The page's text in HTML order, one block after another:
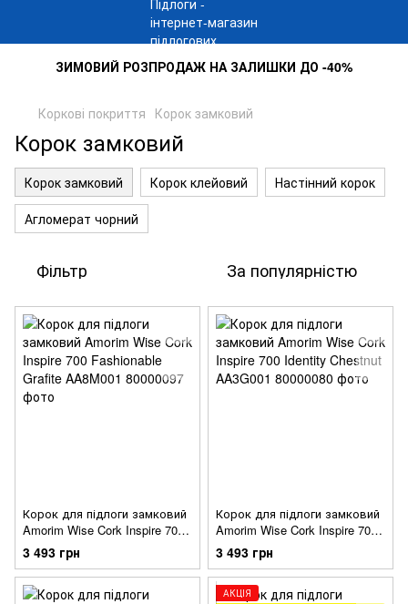
ЗИМОВИЙ РОЗПРОДАЖ НА ЗАЛИШКИ ДО -40%
Коркові покриття Корок замковий
Корок замковий
Корок замковий Корок клейовий
Настінний корок
Агломерат чорний
Фільтр За популярністю
Корок для підлоги замковий
Amorim Wise Cork Inspire 700
Fashionable Grafite AA8M001
3 493 грн
Корок для підлоги замковий
Amorim Wise Cork Inspire 700
Identity Chestnut AA3G001
3 493 грн
АКЦІЯ